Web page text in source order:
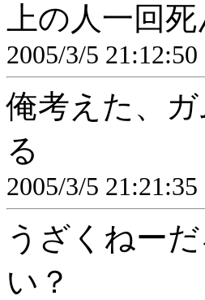
上の人一回
2005/3/5 21:12:50
俺考えた、
る
2005/3/5 21:21:35
うざくねー
い？